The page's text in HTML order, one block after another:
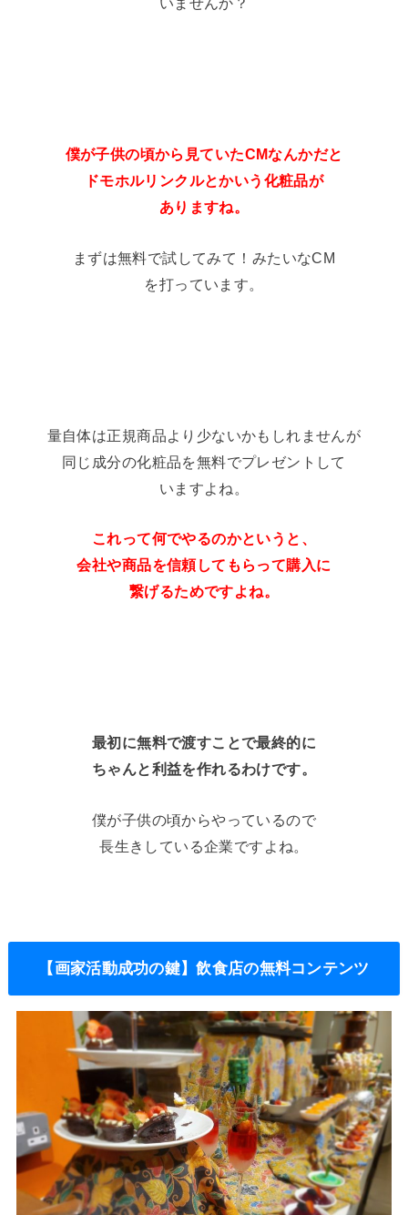
僕が子供の頃から見ていたCMなんかだと
ドモホルリンクルとかいう化粧品が
ありますね。
まずは無料で試してみて！みたいなCM
を打っています。
量自体は正規商品より少ないかもしれませんが
同じ成分の化粧品を無料でプレゼントして
いますよね。
これって何でやるのかというと、
会社や商品を信頼してもらって購入に
繋げるためですよね。
最初に無料で渡すことで最終的に
ちゃんと利益を作れるわけです。
僕が子供の頃からやっているので
長生きしている企業ですよね。
【画家活動成功の鍵】飲食店の無料コンテンツ